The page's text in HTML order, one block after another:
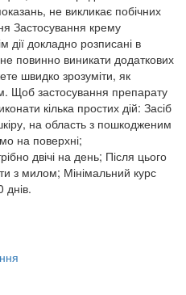
не викликає побічних
Застосування крему
дії докладно розписані в
не повинно виникати додаткових
швидко зрозуміти, як
Щоб застосування препарату
кілька простих дій: Засіб
на область з пошкодженим
на поверхні;
двічі на день; Після цього
з милом; Мінімальний курс
днів.